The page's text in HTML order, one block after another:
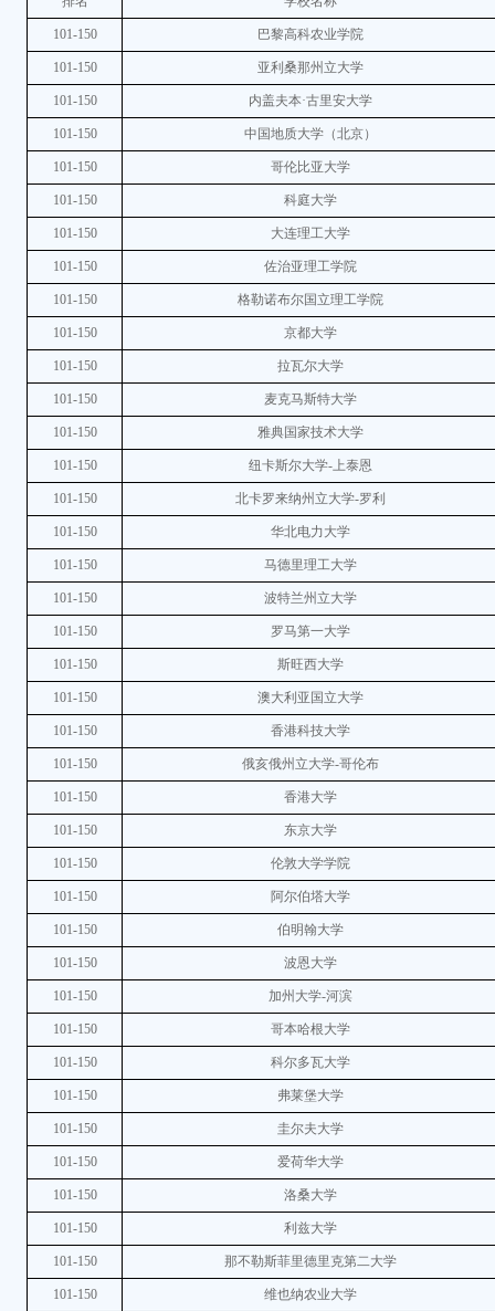
101-150 巴黎高科农业学院
101-150 亚利桑那州立大学
101-150 内盖夫本·古里安大学
101-150 中国地质大学（北京）
101-150 哥伦比亚大学
101-150 科庭大学
101-150 大连理工大学
101-150 佐治亚理工学院
101-150 格勒诺布尔国立理工学院
101-150 京都大学
101-150 拉瓦尔大学
101-150 麦克马斯特大学
101-150 雅典国家技术大学
101-150 纽卡斯尔大学-上泰恩
101-150 北卡罗来纳州立大学-罗利
101-150 华北电力大学
101-150 马德里理工大学
101-150 波特兰州立大学
101-150 罗马第一大学
101-150 斯旺西大学
101-150 澳大利亚国立大学
101-150 香港科技大学
101-150 俄亥俄州立大学-哥伦布
101-150 香港大学
101-150 东京大学
101-150 伦敦大学学院
101-150 阿尔伯塔大学
101-150 伯明翰大学
101-150 波恩大学
101-150 加州大学-河滨
101-150 哥本哈根大学
101-150 科尔多瓦大学
101-150 弗莱堡大学
101-150 圭尔夫大学
101-150 爱荷华大学
101-150 洛桑大学
101-150 利兹大学
101-150 那不勒斯菲里德里克第二大学
101-150 维也纳农业大学